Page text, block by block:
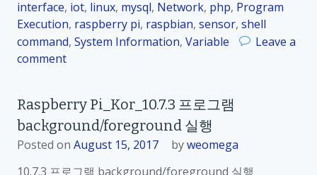
–
입
력
경
_
1
0
.
1
“
x
interface, iot, linux, mysql, Network, php, Program
Execution, raspberry pi, raspbian, sensor, shell
command, System Information, Variable
Leave a
comment
a
s
p
Raspberry Pi_Kor_10.7.3 프로그램
background/foreground 실행
Posted on August 15, 2017 byweomega
10.7.3 프로그램 background/foreground 실행